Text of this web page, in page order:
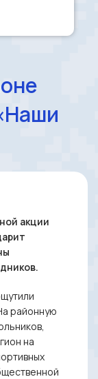
акции
районную
на